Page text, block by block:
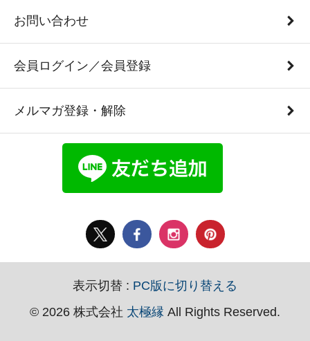
お問い合わせ
会員ログイン／会員登録
メルマガ登録・解除
表示切替 : PC版に切り替える
© 2026 株式会社 太極縁 All Rights Reserved.